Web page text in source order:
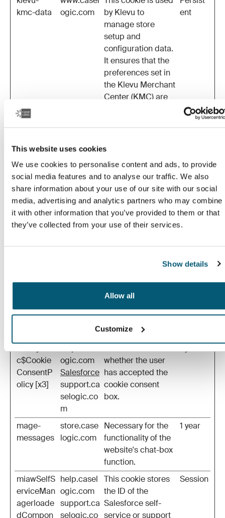
This website uses cookies
We use cookies to personalise content and ads, to provide
social media features and to analyse our traffic. We also
share information about your use of our site with our social
media, advertising and analytics partners who may combine
it with other information that you’ve provided to them or that
they’ve collected from your use of their services.
Show details
Allow all
Customize
kmc-data
ogic.com
by Klevu to
manage store
setup and
configuration data.
It ensures that the
preferences set in
the Klevu Merchant
Center (KMC) are
configuration and
ent
klevu-
kmc-data-
ts
www.casel
ogic.com
This cookie is used
by Klevu to
manage store
setup and
configuration data.
preferences set in
the Klevu Merchant
accurately
reflected in the
store's
configuration and
functionality.
Persist
ent
c$Cookie
ConsentP
olicy [x3]
ogic.com
Salesforce
support.ca
selogic.co
m
whether the user
has accepted the
cookie consent
box.
mage-
messages
store.case
logic.com
Necessary for the
functionality of the
website's chat-box
function.
1 year
miawSelfS
erviceMan
agerloade
dCompon
help.casel
ogic.com
support.ca
selogic.co
This cookie stores
the ID of the
Salesforce self-
service or support
Session